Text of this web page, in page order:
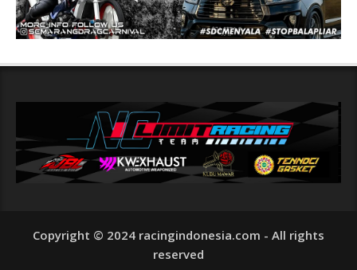
Copyright © 2024 racingindonesia.com - All rights
reserved